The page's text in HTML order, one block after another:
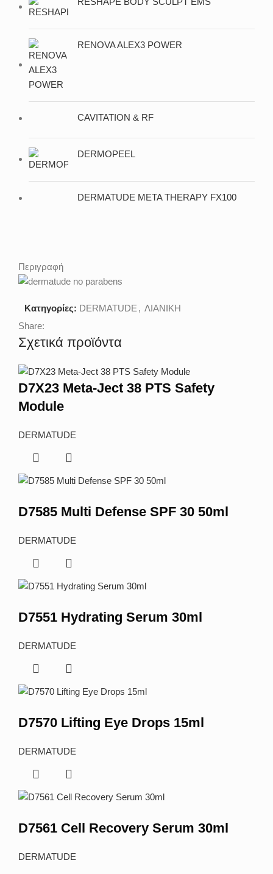
RENOVA ALEX3 POWER
CAVITATION & RF
DERMOPEEL
DERMATUDE META THERAPY FX100
Περιγραφή
Κατηγορίες: DERMATUDE , ΛΙΑΝΙΚΗ
Share:
Σχετικά προϊόντα
D7X23 Meta-Ject 38 PTS Safety
Module
DERMATUDE
D7585 Multi Defense SPF 30 50ml
DERMATUDE
D7551 Hydrating Serum 30ml
DERMATUDE
D7570 Lifting Eye Drops 15ml
DERMATUDE
D7561 Cell Recovery Serum 30ml
DERMATUDE